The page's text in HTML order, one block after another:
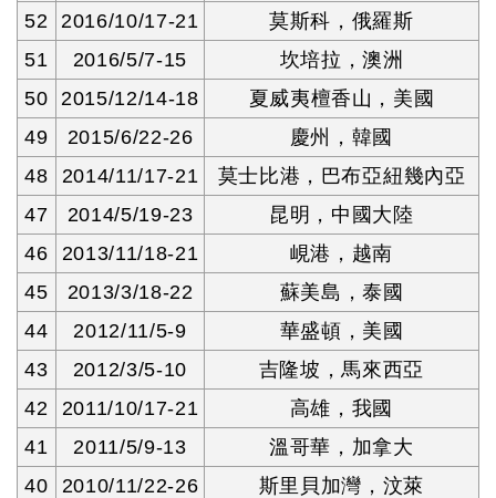
52
2016/10/17-21
莫斯科，俄羅斯
51
2016/5/7-15
坎培拉，澳洲
50
2015/12/14-18
夏威夷檀香山，美國
49
2015/6/22-26
慶州，韓國
48
2014/11/17-21
莫士比港，巴布亞紐幾內亞
47
2014/5/19-23
昆明，中國大陸
46
2013/11/18-21
峴港，越南
45
2013/3/18-22
蘇美島，泰國
44
2012/11/5-9
華盛頓，美國
43
2012/3/5-10
吉隆坡，馬來西亞
42
2011/10/17-21
高雄，我國
41
2011/5/9-13
溫哥華，加拿大
40
2010/11/22-26
斯里貝加灣，汶萊